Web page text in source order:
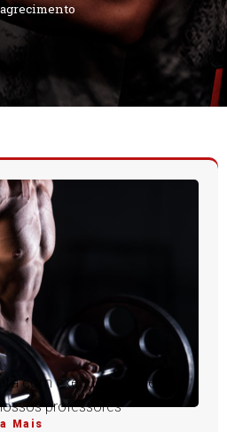
com execução perfeita e
professores
Mais